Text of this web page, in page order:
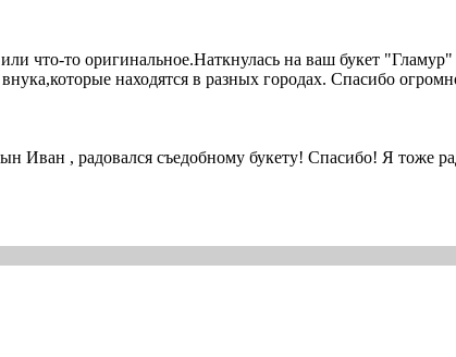
что-то оригинальное.Наткнулась на ваш букет
находятся в разных городах. Спасибо
, радовался съедобному букету! Спасибо! Я тоже